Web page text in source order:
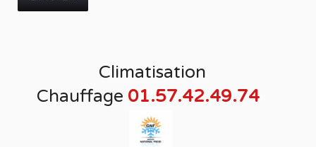
Climatisation
Chauffage 01.57.42.49.74